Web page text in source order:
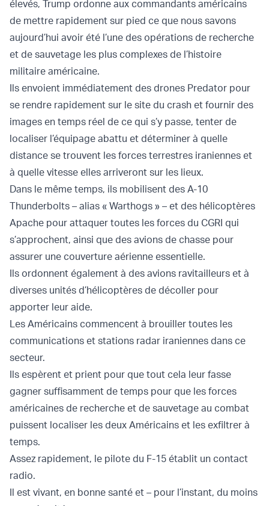
élevés, Trump ordonne aux commandants américains
de mettre rapidement sur pied ce que nous savons
aujourd’hui avoir été l’une des opérations de recherche
et de sauvetage les plus complexes de l’histoire
militaire américaine.
Ils envoient immédiatement des drones Predator pour
se rendre rapidement sur le site du crash et fournir des
images en temps réel de ce qui s’y passe, tenter de
localiser l’équipage abattu et déterminer à quelle
distance se trouvent les forces terrestres iraniennes et
à quelle vitesse elles arriveront sur les lieux.
Dans le même temps, ils mobilisent des A-10
Thunderbolts – alias « Warthogs » – et des hélicoptères
Apache pour attaquer toutes les forces du CGRI qui
s’approchent, ainsi que des avions de chasse pour
assurer une couverture aérienne essentielle.
Ils ordonnent également à des avions ravitailleurs et à
diverses unités d’hélicoptères de décoller pour
apporter leur aide.
Les Américains commencent à brouiller toutes les
communications et stations radar iraniennes dans ce
secteur.
Ils espèrent et prient pour que tout cela leur fasse
gagner suffisamment de temps pour que les forces
américaines de recherche et de sauvetage au combat
puissent localiser les deux Américains et les exfiltrer à
temps.
Assez rapidement, le pilote du F-15 établit un contact
radio.
Il est vivant, en bonne santé et – pour l’instant, du moins